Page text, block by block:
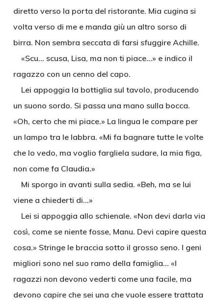
diretto verso la porta del ristorante. Mia cugina si
volta verso di me e manda giù un altro sorso di
birra. Non sembra seccata di farsi sfuggire Achille.
«Scu… scusa, Lisa, ma non ti piace…» e indico il
ragazzo con un cenno del capo.
Lei appoggia la bottiglia sul tavolo, producendo
un suono sordo. Si passa una mano sulla bocca.
«Oh, certo che mi piace.» La lingua le compare per
un lampo tra le labbra. «Mi fa bagnare tutte le volte
che lo vedo, ma voglio fargliela sudare, la mia figa,
non come fa Claudia.»
Mi sporgo in avanti sulla sedia. «Beh, ma se lui
viene a chiederti di…»
Lei si appoggia allo schienale. «Non devi darla via
così, come se niente fosse, Manu. Devi capire questa
cosa.» Stringe le braccia sotto il grosso seno. I geni
migliori sono nel suo ramo della famiglia… «I
ragazzi non devono vederti come una facile, ma
devono capire che sei una che vuole essere trattata